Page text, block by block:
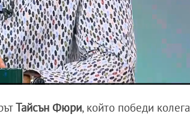
Тайсън Фюри, който победи